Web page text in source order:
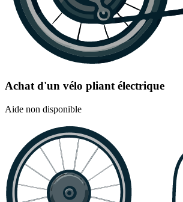
Achat d'un vélo pliant électrique
Aide non disponible